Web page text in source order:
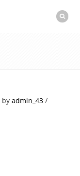
by admin_43 /